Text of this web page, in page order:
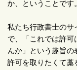
か、ということです。
私たち行政書士のサ
で、「これでは許
んか」という趣旨の
許可を取りたくて藁